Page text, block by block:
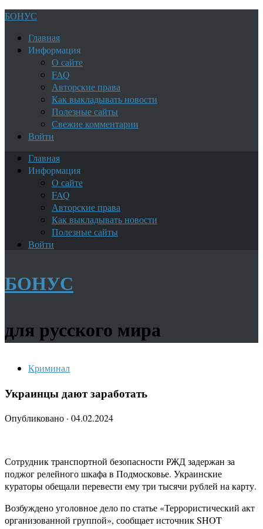
БОНУС
Главная
Информация
О сайте
FAQ
Авторские права
Как выкладывать новости
Полезные сайты
Свежие комментарии
Войти
Главная
Информация
О сайте
FAQ
Авторские права
Как выкладывать новости
Полезные сайты
Войти
БОНУС
для русского мира
Криминал
Украинцы дают заработать
Опубликовано · 04.02.2024
Сотрудник транспортной безопасности РЖД задержан за
поджог релейного шкафа в Подмосковье. Украинские
кураторы обещали перевести ему три тысячи рублей на карту.
Возбуждено уголовное дело по статье «Террористический акт
организованной группой», сообщает источник SHOT